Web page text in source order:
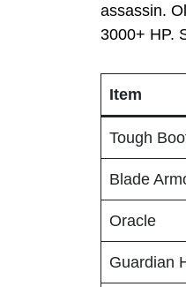
assassin.
3000+ HP.
Item
Tough
Blade
Oracle
Guardian